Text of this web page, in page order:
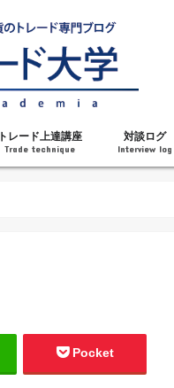
トレード上達講座
Trade technique
対談ログ
Interview log
Pocket